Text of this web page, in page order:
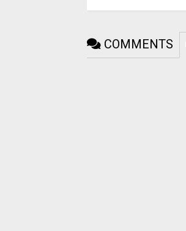
COMMENTS